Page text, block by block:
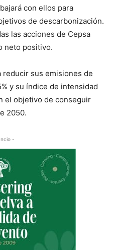
con ellos para
de descarbonización.
las acciones de Cepsa
neto positivo.
reducir sus emisiones de
y su índice de intensidad
el objetivo de conseguir
2050.
-